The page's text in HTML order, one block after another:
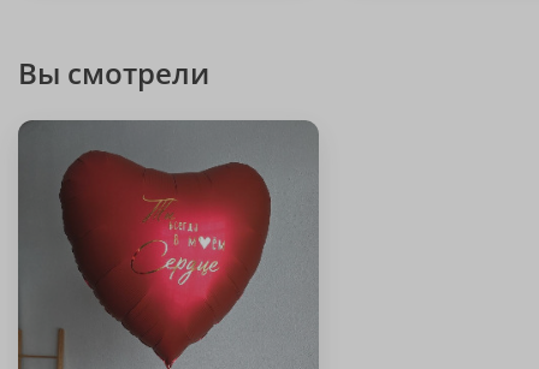
Вы смотрели